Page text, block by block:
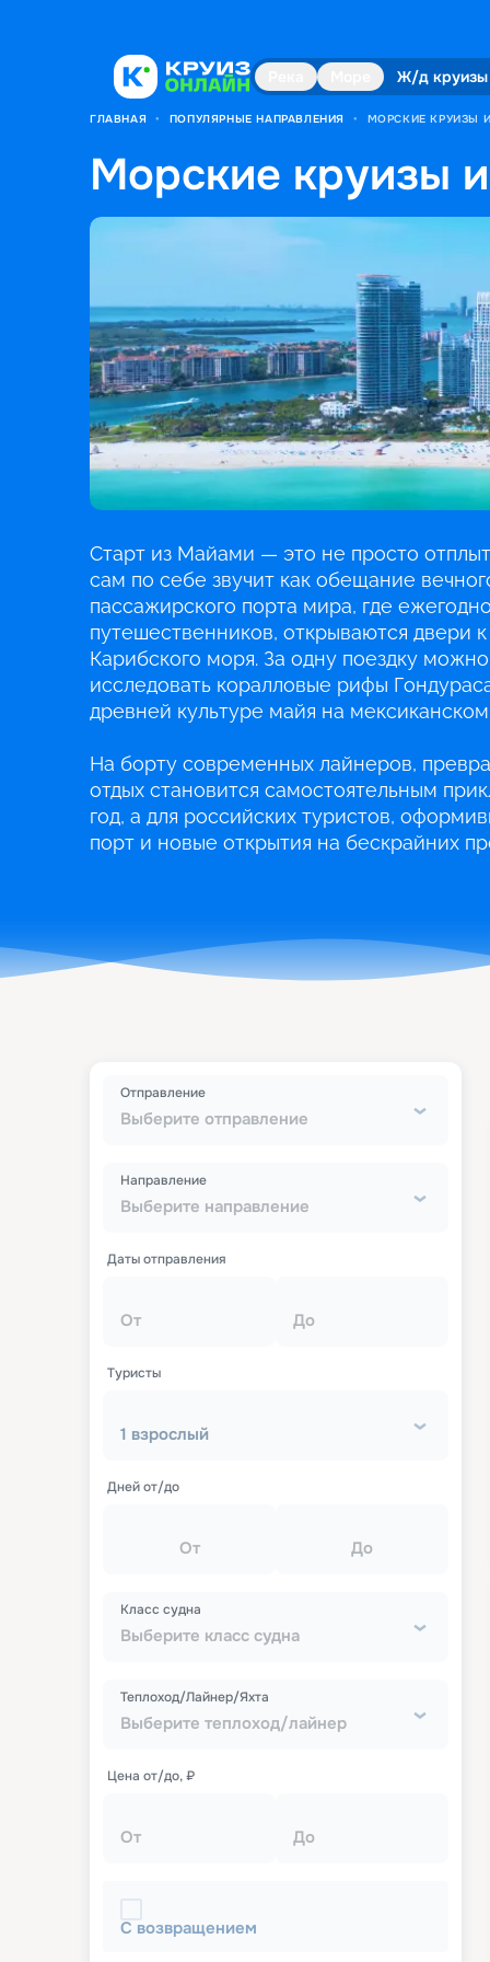
Ж/д круизы
ГЛАВНАЯ • ПОПУЛЯРНЫЕ НАПРАВЛЕНИЯ • МОРСКИЕ КРУИЗЫ
Морские круизы
Старт из Майами — это не просто
сам по себе звучит как обещание
пассажирского порта мира, где
путешественников, открываются
Карибского моря. За одну поездку
исследовать коралловые рифы
древней культуре майя на
На борту современных лайнеров,
отдых становится самостоятельным
год, а для российских туристов,
порт и новые открытия на бескрайних
Выберите отправление
Отправление
Выберите направление
Направление
Даты отправления
От До
Туристы
1 взрослый
Дней от/до
От До
Выберите класс судна
Класс судна
Выберите теплоход/лайнер
Теплоход/Лайнер/Яхта
Цена от/до, ₽
От До
С возвращением